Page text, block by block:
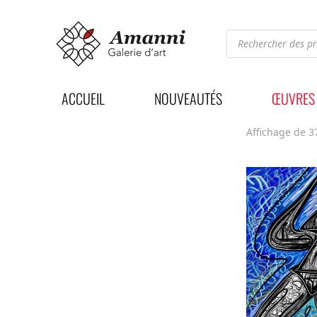
Recherche
produits
ACCUEIL NOUVEAUTÉS ŒUVRES
Affichage de